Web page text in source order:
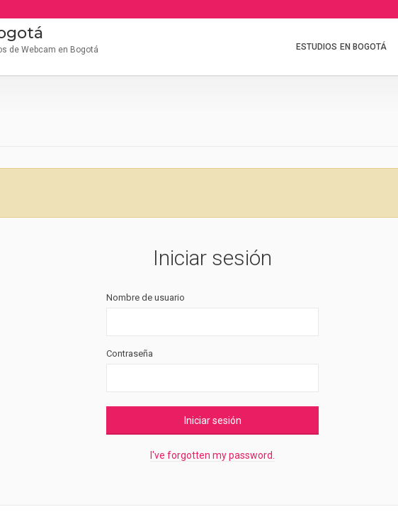
de Webcam en Bogotá ESTUDIOS EN BOGOTÁ
Iniciar sesión
Nombre de usuario
Contraseña
Iniciar sesión
I've forgotten my password.